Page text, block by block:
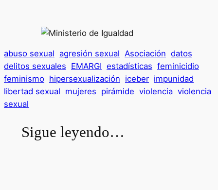
abuso sexual agresión sexual Asociación datos
delitos sexuales EMARGI estadísticas feminicidio
feminismo hipersexualización iceber impunidad
libertad sexual mujeres pirámide violencia violencia
sexual
Sigue leyendo…